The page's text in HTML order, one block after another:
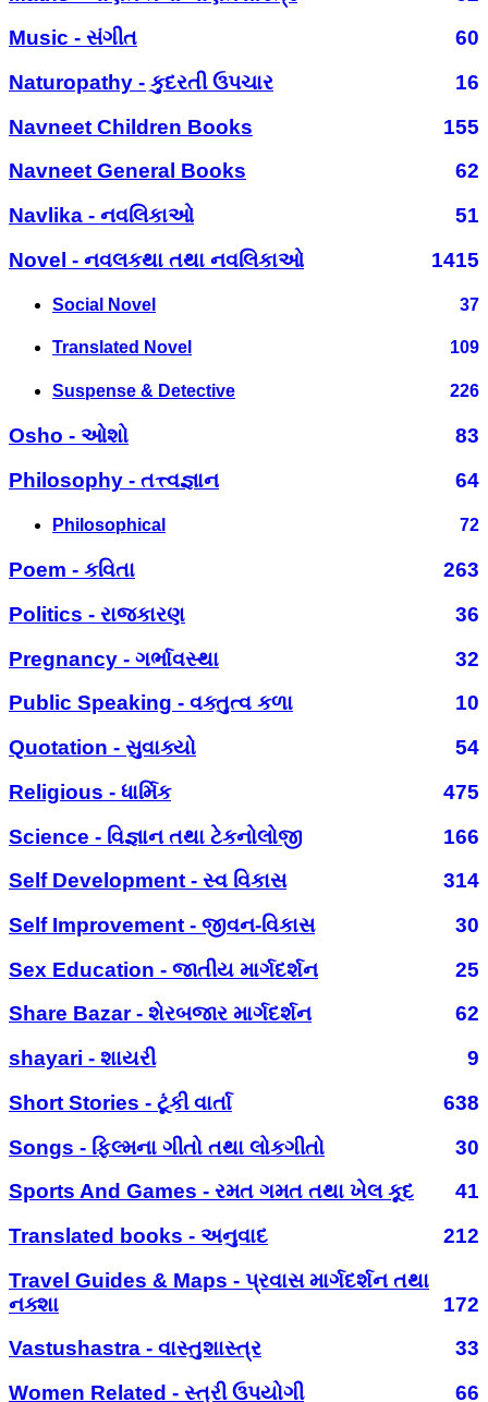
Music - સંગીત
60
Naturopathy - કુદરતી ઉપચાર
16
Navneet Children Books
155
Navneet General Books
62
Navlika - નવલિકાઓ
51
Novel - નવલકથા તથા નવલિકાઓ
1415
Social Novel 37
Translated Novel 109
Suspense & Detective 226
Osho - ઓશો
83
Philosophy - તત્ત્વજ્ઞાન
64
Philosophical 72
Poem - કવિતા
263
Politics - રાજકારણ
36
Pregnancy - ગર્ભાવસ્થા
32
Public Speaking - વક્તુત્વ કળા
10
Quotation - સુવાક્યો
54
Religious - ધાર્મિક
475
Science - વિજ્ઞાન તથા ટેકનોલોજી
166
Self Development - સ્વ વિકાસ
314
Self Improvement - જીવન-વિકાસ
30
Sex Education - જાતીય માર્ગદર્શન
25
Share Bazar - શેરબજાર માર્ગદર્શન
62
shayari - શાયરી
9
Short Stories - ટૂંકી વાર્તા
638
Songs - ફિલ્મના ગીતો તથા લોકગીતો
30
Sports And Games - રમત ગમત તથા ખેલ કૂદ
41
Translated books - અનુવાદ
212
Travel Guides & Maps - પ્રવાસ માર્ગદર્શન તથા
નક્શા
172
Vastushastra - વાસ્તુશાસ્ત્ર
33
Women Related - સ્ત્રી ઉપયોગી
66